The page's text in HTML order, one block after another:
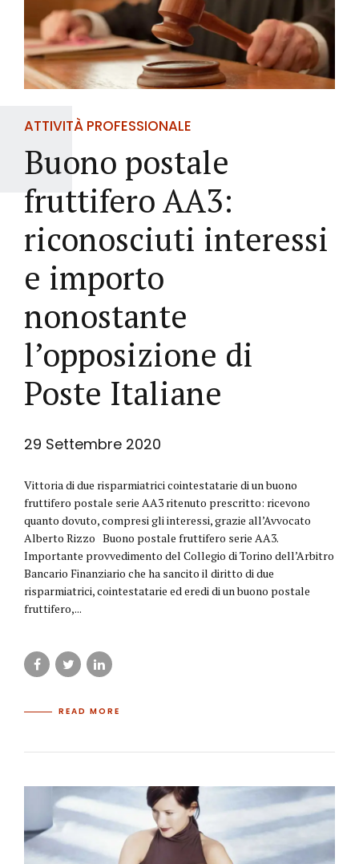
ATTIVITÀ PROFESSIONALE
Buono postale
fruttifero AA3:
riconosciuti interessi
e importo
nonostante
l’opposizione di
Poste Italiane
29 Settembre 2020
Vittoria di due risparmiatrici cointestatarie di un buono
fruttifero postale serie AA3 ritenuto prescritto: ricevono
quanto dovuto, compresi gli interessi, grazie all’Avvocato
Alberto Rizzo Buono postale fruttifero serie AA3.
Importante provvedimento del Collegio di Torino dell’Arbitro
Bancario Finanziario che ha sancito il diritto di due
risparmiatrici, cointestatarie ed eredi di un buono postale
fruttifero,...
READ MORE